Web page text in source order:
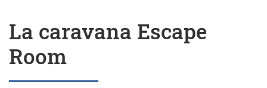
La caravana Escape
Room